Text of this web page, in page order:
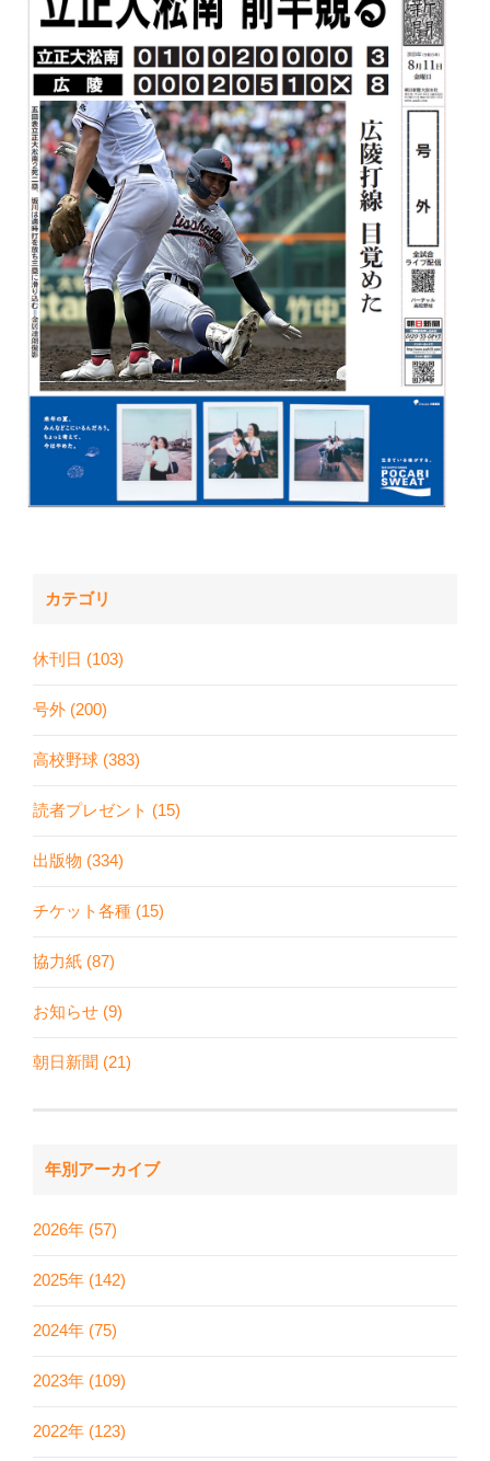
カテゴリ
休刊日 (103)
号外 (200)
高校野球 (383)
読者プレゼント (15)
出版物 (334)
チケット各種 (15)
協力紙 (87)
お知らせ (9)
朝日新聞 (21)
年別アーカイブ
2026年 (57)
2025年 (142)
2024年 (75)
2023年 (109)
2022年 (123)